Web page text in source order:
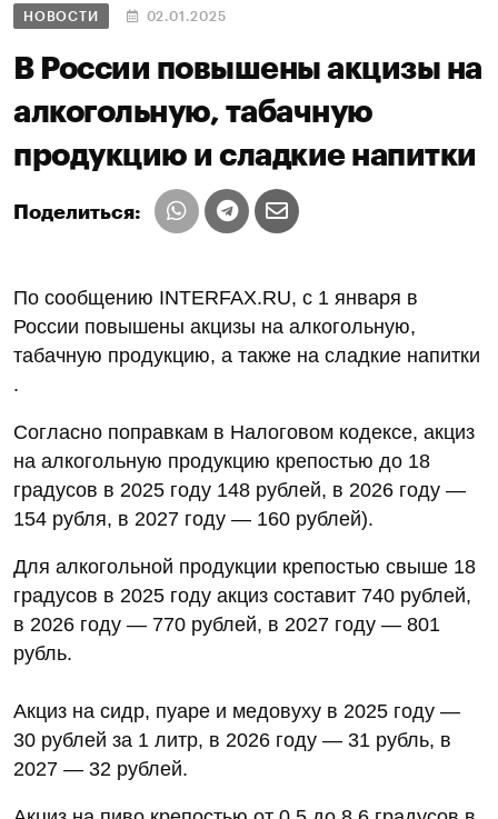
НОВОСТИ 02.01.2025
В России повышены акцизы на
алкогольную, табачную
продукцию и сладкие напитки
Поделиться:
По сообщению INTERFAX.RU, с 1 января в
России повышены акцизы на алкогольную,
табачную продукцию, а также на сладкие напитки
.
Согласно поправкам в Налоговом кодексе, акциз
на алкогольную продукцию крепостью до 18
градусов в 2025 году 148 рублей, в 2026 году —
154 рубля, в 2027 году — 160 рублей).
Для алкогольной продукции крепостью свыше 18
градусов в 2025 году акциз составит 740 рублей,
в 2026 году — 770 рублей, в 2027 году — 801
рубль.
Акциз на сидр, пуаре и медовуху в 2025 году —
30 рублей за 1 литр, в 2026 году — 31 рубль, в
2027 — 32 рублей.